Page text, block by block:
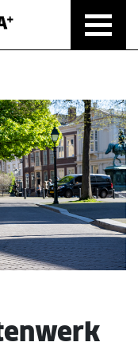
modus
vergroten